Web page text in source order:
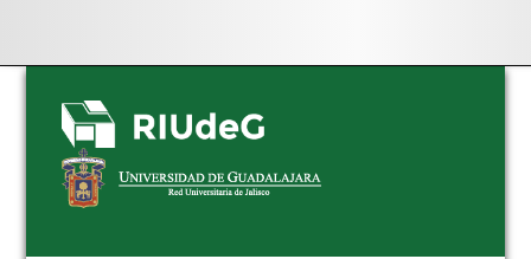
Skip
navigation